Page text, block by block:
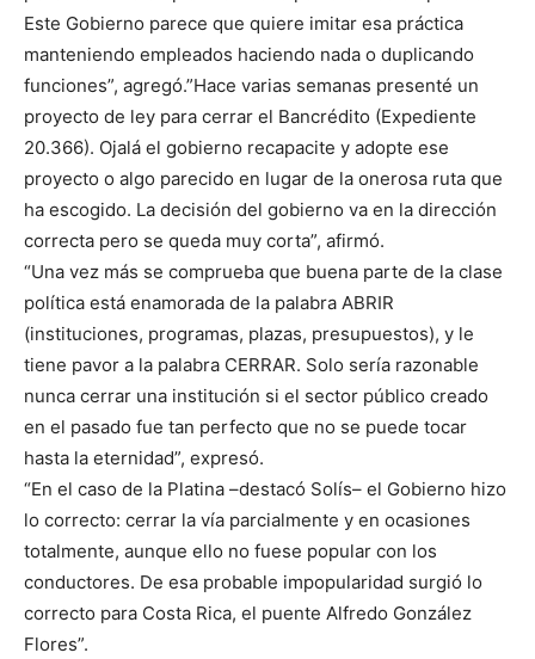
Este Gobierno parece que quiere imitar esa práctica
manteniendo empleados haciendo nada o duplicando
funciones”, agregó.”Hace varias semanas presenté un
proyecto de ley para cerrar el Bancrédito (Expediente
20.366). Ojalá el gobierno recapacite y adopte ese
proyecto o algo parecido en lugar de la onerosa ruta que
ha escogido. La decisión del gobierno va en la dirección
correcta pero se queda muy corta”, afirmó.
“Una vez más se comprueba que buena parte de la clase
política está enamorada de la palabra ABRIR
(instituciones, programas, plazas, presupuestos), y le
tiene pavor a la palabra CERRAR. Solo sería razonable
nunca cerrar una institución si el sector público creado
en el pasado fue tan perfecto que no se puede tocar
hasta la eternidad”, expresó.
“En el caso de la Platina –destacó Solís– el Gobierno hizo
lo correcto: cerrar la vía parcialmente y en ocasiones
totalmente, aunque ello no fuese popular con los
conductores. De esa probable impopularidad surgió lo
correcto para Costa Rica, el puente Alfredo González
Flores”.